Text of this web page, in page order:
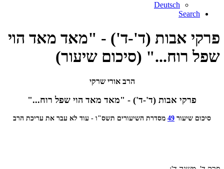
Deutsch
Search
פרקי אבות (ד'-ד') - "מאד מאד הוי
שפל רוח..." (סיכום שיעור)
הרב אורי שרקי
פרקי אבות (ד'-ד') - "מאד מאד הוי שפל רוח..."
סיכום שיעור 49 מסדרת השיעורים תשס"ו - עוד לא עבר את עריכת הרב